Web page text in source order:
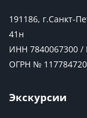
191186, г.Санкт-
41н
ИНН 7840067300 /
ОГРН №
Экскурсии